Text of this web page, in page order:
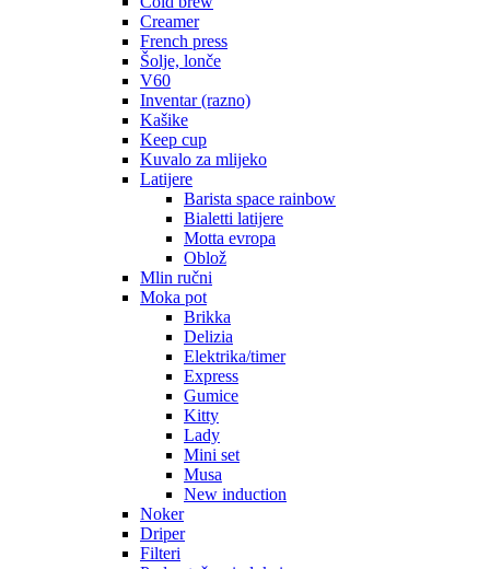
Creamer
French press
Šolje, lonče
V60
Inventar (razno)
Kašike
Keep cup
Kuvalo za mlijeko
Latijere
Barista space rainbow
Bialetti latijere
Motta evropa
Oblož
Mlin ručni
Moka pot
Brikka
Delizia
Elektrika/timer
Express
Gumice
Kitty
Lady
Mini set
Musa
New induction
Noker
Driper
Filteri